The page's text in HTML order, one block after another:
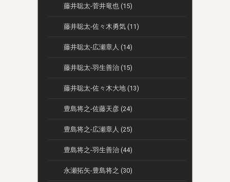
藤井聡太-菅井竜也 (15)
藤井聡太-佐々木勇気 (11)
藤井聡太-広瀬章人 (14)
藤井聡太-羽生善治 (15)
藤井聡太-佐々木大地 (13)
豊島将之-佐藤天彦 (24)
豊島将之-広瀬章人 (25)
豊島将之-羽生善治 (44)
永瀬拓矢-豊島将之 (30)